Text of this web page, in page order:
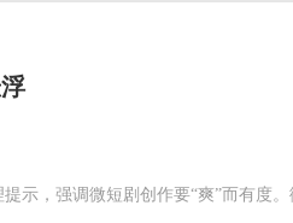
，强调微短剧创作要“爽”而有度。